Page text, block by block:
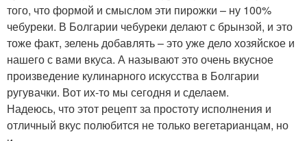
того, что формой и смыслом эти пирожки – ну 100%
чебуреки. В Болгарии чебуреки делают с брынзой, и это
тоже факт, зелень добавлять – это уже дело хозяйское и
нашего с вами вкуса. А называют это очень вкусное
произведение кулинарного искусства в Болгарии
ругувачки. Вот их-то мы сегодня и сделаем.
Надеюсь, что этот рецепт за простоту исполнения и
отличный вкус полюбится не только вегетарианцам, но